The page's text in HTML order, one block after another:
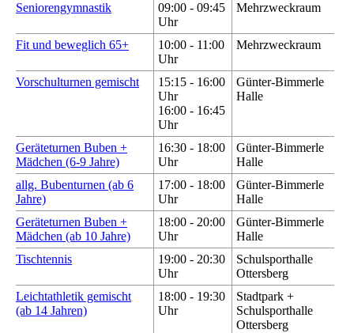
Seniorengymnastik
09:00 - 09:45
Uhr
Mehrzweckraum
Fit und beweglich 65+
10:00 - 11:00
Uhr
Mehrzweckraum
Vorschulturnen gemischt
15:15 - 16:00
Uhr
16:00 - 16:45
Uhr
Günter-Bimmerle
Halle
Geräteturnen Buben +
Mädchen (6-9 Jahre)
16:30 - 18:00
Uhr
Günter-Bimmerle
Halle
allg. Bubenturnen (ab 6
Jahre)
17:00 - 18:00
Uhr
Günter-Bimmerle
Halle
Geräteturnen Buben +
Mädchen (ab 10 Jahre)
18:00 - 20:00
Uhr
Günter-Bimmerle
Halle
Tischtennis
19:00 - 20:30
Uhr
Schulsporthalle
Ottersberg
Leichtathletik gemischt
(ab 14 Jahren)
18:00 - 19:30
Uhr
Stadtpark +
Schulsporthalle
Ottersberg